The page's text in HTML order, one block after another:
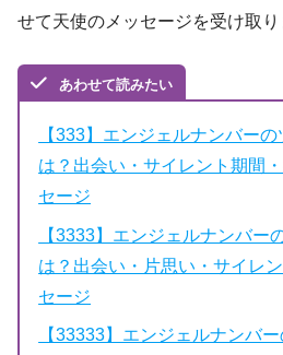
せて天使のメッセージを受け取り
あわせて読みたい
【333】エンジェルナンバー
は？出会い・サイレント期間
セージ
【3333】エンジェルナンバー
は？出会い・片思い・サイレ
セージ
【33333】エンジェルナンバ